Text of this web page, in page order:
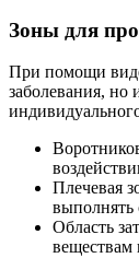
Зоны для
При помощи
заболевания, но
Плечевая
выполнять
Область
веществам